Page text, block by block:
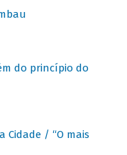
do princípio do
Cidade / “O mais